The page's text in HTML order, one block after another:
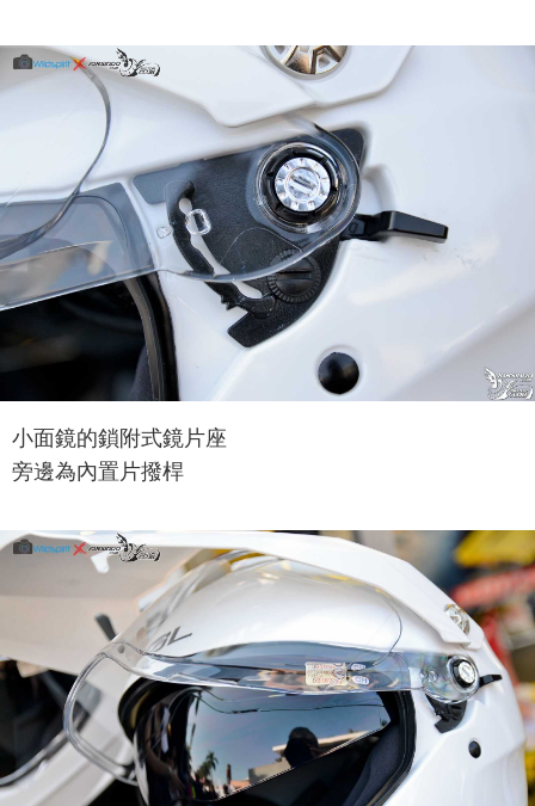
小面鏡的鎖附式鏡片座
旁邊為內置片撥桿